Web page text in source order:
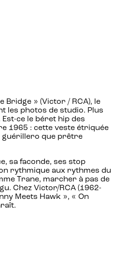
Bridge » (Victor / RCA), le
les photos de studio. Plus
ce le béret hip des
1965 : cette veste étriquée
guérillero que prêtre
sa faconde, ses stop
rythmique aux rythmes du
Trane, marcher à pas de
Chez Victor/RCA (1962-
Meets Hawk », « On